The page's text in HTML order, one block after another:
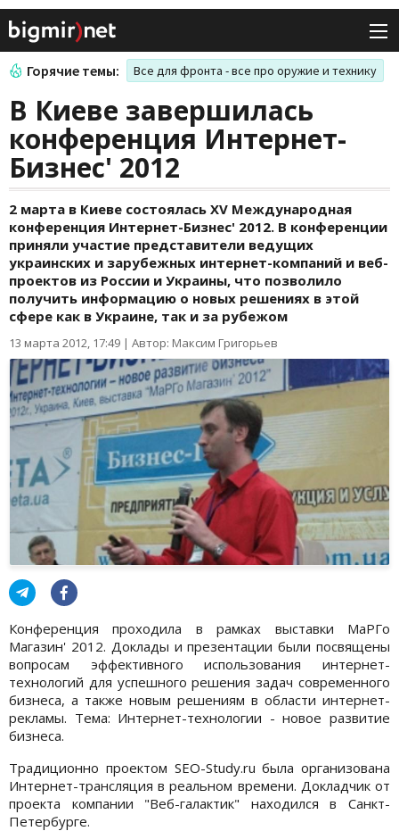
Горячие темы: Все для фронта - все про оружие и технику
В Киеве завершилась
конференция Интернет-
Бизнес' 2012
2 марта в Киеве состоялась XV Международная
конференция Интернет-Бизнес' 2012. В конференции
приняли участие представители ведущих
украинских и зарубежных интернет-компаний и веб-
проектов из России и Украины, что позволило
получить информацию о новых решениях в этой
сфере как в Украине, так и за рубежом
13 марта 2012, 17:49 | Автор: Максим Григорьев
Конференция проходила в рамках выставки МаРГо
Магазин' 2012. Доклады и презентации были посвящены
вопросам эффективного использования интернет-
технологий для успешного решения задач современного
бизнеса, а также новым решениям в области интернет-
рекламы. Тема: Интернет-технологии - новое развитие
бизнеса.
Традиционно проектом SEO-Study.ru была организована
Интернет-трансляция в реальном времени. Докладчик от
проекта компании "Веб-галактик" находился в Санкт-
Петербурге.